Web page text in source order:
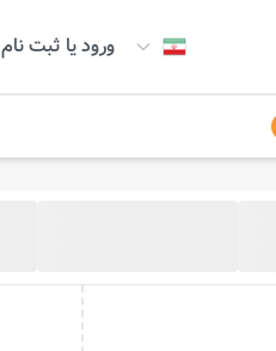
ورود یا ثبت نام